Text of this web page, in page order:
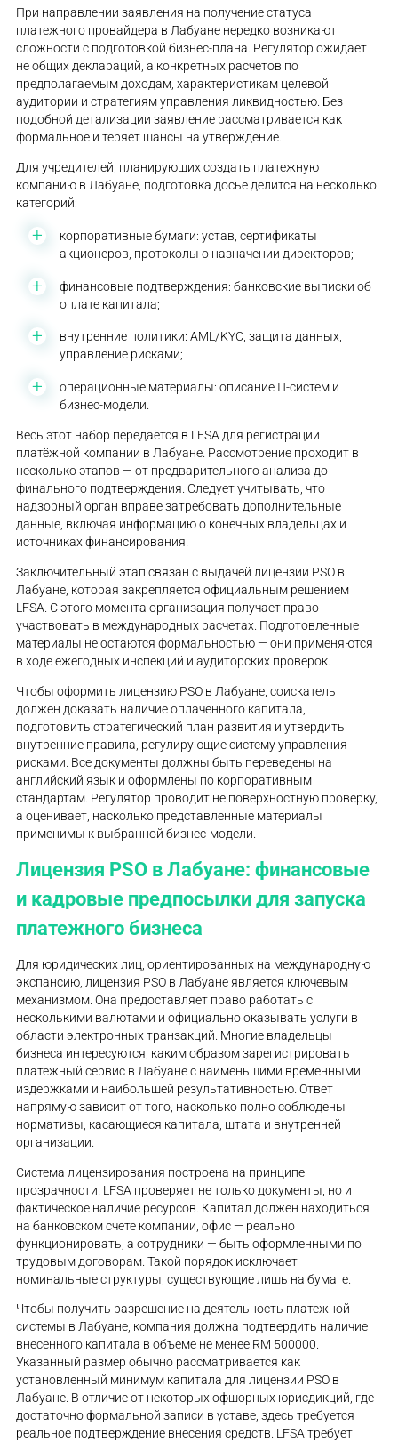
При направлении заявления на получение статуса
платежного провайдера в Лабуане нередко возникают
сложности с подготовкой бизнес-плана. Регулятор ожидает
не общих деклараций, а конкретных расчетов по
предполагаемым доходам, характеристикам целевой
аудитории и стратегиям управления ликвидностью. Без
подобной детализации заявление рассматривается как
формальное и теряет шансы на утверждение.
Для учредителей, планирующих создать платежную
компанию в Лабуане, подготовка досье делится на несколько
категорий:
корпоративные бумаги: устав, сертификаты
акционеров, протоколы о назначении директоров;
финансовые подтверждения: банковские выписки об
оплате капитала;
внутренние политики: AML/KYC, защита данных,
управление рисками;
операционные материалы: описание IT-систем и
бизнес-модели.
Весь этот набор передаётся в LFSA для регистрации
платёжной компании в Лабуане. Рассмотрение проходит в
несколько этапов — от предварительного анализа до
финального подтверждения. Следует учитывать, что
надзорный орган вправе затребовать дополнительные
данные, включая информацию о конечных владельцах и
источниках финансирования.
Заключительный этап связан с выдачей лицензии PSO в
Лабуане, которая закрепляется официальным решением
LFSA. С этого момента организация получает право
участвовать в международных расчетах. Подготовленные
материалы не остаются формальностью — они применяются
в ходе ежегодных инспекций и аудиторских проверок.
Чтобы оформить лицензию PSO в Лабуане, соискатель
должен доказать наличие оплаченного капитала,
подготовить стратегический план развития и утвердить
внутренние правила, регулирующие систему управления
рисками. Все документы должны быть переведены на
английский язык и оформлены по корпоративным
стандартам. Регулятор проводит не поверхностную проверку,
а оценивает, насколько представленные материалы
применимы к выбранной бизнес-модели.
Лицензия PSO в Лабуане: финансовые
и кадровые предпосылки для запуска
платежного бизнеса
Для юридических лиц, ориентированных на международную
экспансию, лицензия PSO в Лабуане является ключевым
механизмом. Она предоставляет право работать с
несколькими валютами и официально оказывать услуги в
области электронных транзакций. Многие владельцы
бизнеса интересуются, каким образом зарегистрировать
платежный сервис в Лабуане с наименьшими временными
издержками и наибольшей результативностью. Ответ
напрямую зависит от того, насколько полно соблюдены
нормативы, касающиеся капитала, штата и внутренней
организации.
Система лицензирования построена на принципе
прозрачности. LFSA проверяет не только документы, но и
фактическое наличие ресурсов. Капитал должен находиться
на банковском счете компании, офис — реально
функционировать, а сотрудники — быть оформленными по
трудовым договорам. Такой порядок исключает
номинальные структуры, существующие лишь на бумаге.
Чтобы получить разрешение на деятельность платежной
системы в Лабуане, компания должна подтвердить наличие
внесенного капитала в объеме не менее RM 500000.
Указанный размер обычно рассматривается как
установленный минимум капитала для лицензии PSO в
Лабуане. В отличие от некоторых офшорных юрисдикций, где
достаточно формальной записи в уставе, здесь требуется
реальное подтверждение внесения средств. LFSA требует